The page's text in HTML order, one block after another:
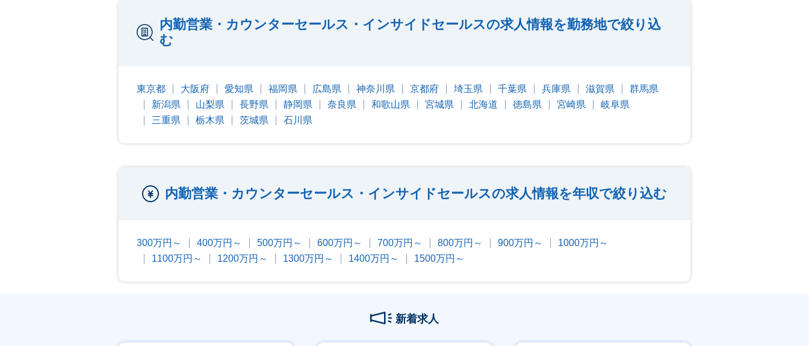
内勤営業・カウンターセールス・インサイドセールスの求人情報を勤務地で絞り込
む
東京都 大阪府 愛知県 福岡県 広島県 神奈川県 京都府 埼玉県 千葉県 兵庫県 滋賀県
群馬県
新潟県
山梨県 長野県 静岡県 奈良県 和歌山県 宮城県 北海道 徳島県 宮崎県
岐阜県
三重県
栃木県 茨城県 石川県
内勤営業・カウンターセールス・インサイドセールスの求人情報を年収で絞り込む
300万円～ 400万円～ 500万円～ 600万円～ 700万円～ 800万円～ 900万円～
1000万円～
1100万円～
1200万円～ 1300万円～ 1400万円～ 1500万円～
新着求人